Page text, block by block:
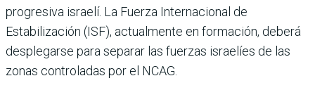
progresiva israelí. La Fuerza Internacional de
Estabilización (ISF), actualmente en formación, deberá
desplegarse para separar las fuerzas israelíes de las
zonas controladas por el NCAG.